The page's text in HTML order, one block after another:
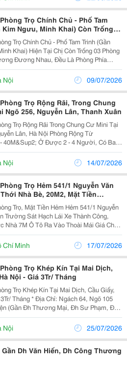
Trọ Chính Chủ - Phố Tam
Kim Ngưu, Minh Khai) Còn Trống
Trọ Chính Chủ - Phố Tam Trinh (Gần
Khai) Hiện Tại Chị Còn Trống 03 Phòng
Đương Nhau, Đều Là Phòng Phía
Thoáng Mát, Ban Công Sáng Sủa. -
20M&Sup2; - Địa Chỉ: Số Nhà 20,...
Nội 09/07/2026
Trọ Rộng Rãi, Trong Chung
Ngõ 256, Nguyễn Lân, Thanh Xuân
Trọ Rộng Rãi Trong Chung Cư Mini Tại
Lân, Hà Nội Phòng Rộng Từ
40M&Sup2; Ở Được 2 - 4 Người, Có Ban
Máy Giăt, Tủ Lạnh, Ko Chung Chủ Giờ Tự...
Nội 14/07/2026
Trọ Hẻm 541/1 Nguyễn Văn
Nhà Bè, 20M2, Mặt Tiền
Lh .Trọ, Mặt Tiền Hẻm Hẻm 541/1 Nguyễn
Trường Sát Hạch Lái Xe Thành Công,
7M Ô Tô Ra Vào Thoài Mái Giá Cho
Hệ: 0907727308 -
Chí Minh 17/07/2026
Trọ Khép Kín Tại Mai Dịch,
Nội - Giá 3Tr/ Tháng
Trọ Khép Kín Tại Mai Dịch, Cầu Giấy,
Tháng * Địa Chỉ: Ngách 64, Ngõ 105
(Gần Đh Thương Mại, Đh Sư Phạm, Đh
* Em Pass Lại Phòng Có Thể Vào Ở
Đồ Cơ Bản: Điều Hòa, Nóng...
Nội 25/07/2026
Dh Văn Hiến, Dh Công Thương